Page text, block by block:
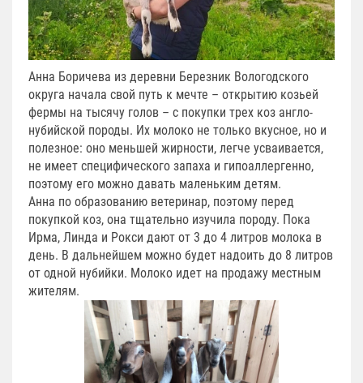
Анна Боричева из деревни Березник Вологодского
округа начала свой путь к мечте – открытию козьей
фермы на тысячу голов – с покупки трех коз англо-
нубийской породы. Их молоко не только вкусное, но и
полезное: оно меньшей жирности, легче усваивается,
не имеет специфического запаха и гипоаллергенно,
поэтому его можно давать маленьким детям.
Анна по образованию ветеринар, поэтому перед
покупкой коз, она тщательно изучила породу. Пока
Ирма, Линда и Рокси дают от 3 до 4 литров молока в
день. В дальнейшем можно будет надоить до 8 литров
от одной нубийки. Молоко идет на продажу местным
жителям.